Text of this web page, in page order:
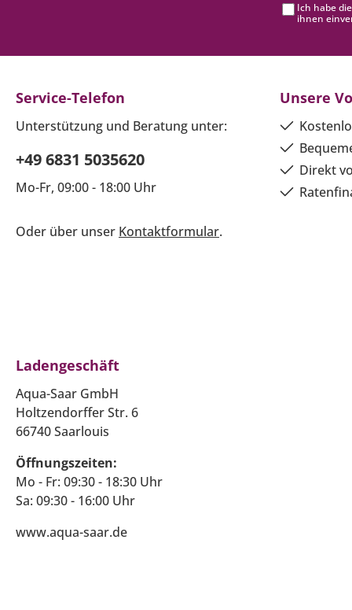
Ich habe die
ihnen
Service-Telefon
Unterstützung und Beratung unter:
+49 6831 5035620
Mo-Fr, 09:00 - 18:00 Uhr
Oder über unser Kontaktformular.
Unsere
Direkt
Ladengeschäft
Aqua-Saar GmbH
Holtzendorffer Str. 6
66740 Saarlouis
Öffnungszeiten:
Mo - Fr: 09:30 - 18:30 Uhr
Sa: 09:30 - 16:00 Uhr
www.aqua-saar.de